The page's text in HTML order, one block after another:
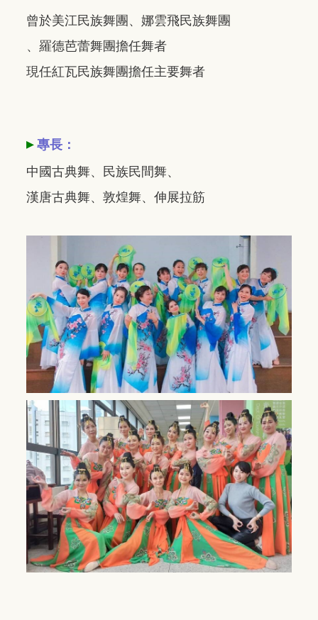
曾於美江民族舞團、娜雲飛民族舞團
、羅德芭蕾舞團擔任舞者
現任紅瓦民族舞團擔任主要舞者
▸ 專長：
中國古典舞、民族民間舞、
漢唐古典舞、敦煌舞、伸展拉筋